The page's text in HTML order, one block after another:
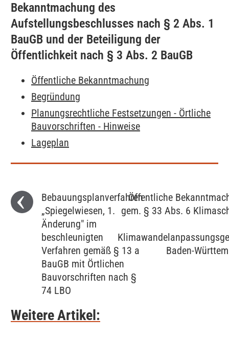
Bekanntmachung des
Aufstellungsbeschlusses nach § 2 Abs. 1
BauGB und der Beteiligung der
Öffentlichkeit nach § 3 Abs. 2 BauGB
Öffentliche Bekanntmachung
Begründung
Planungsrechtliche Festsetzungen - Örtliche
Bauvorschriften - Hinweise
Lageplan
Bebauungsplanverfahren
„Spiegelwiesen, 1.
Änderung" im
beschleunigten
Verfahren gemäß § 13 a
BauGB mit Örtlichen
Bauvorschriften nach §
74 LBO
Öffentliche
gem. § 33 Abs. 6
Baden-
Weitere Artikel: